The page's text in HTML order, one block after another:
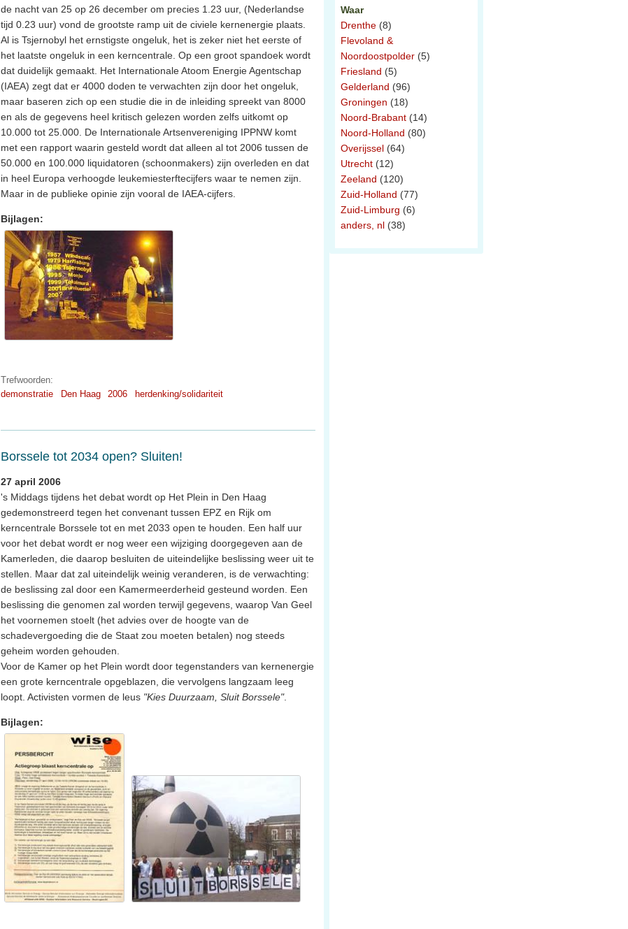
de nacht van 25 op 26 december om precies 1.23 uur, (Nederlandse
tijd 0.23 uur) vond de grootste ramp uit de civiele kernenergie plaats.
Al is Tsjernobyl het ernstigste ongeluk, het is zeker niet het eerste of
het laatste ongeluk in een kerncentrale. Op een groot spandoek wordt
dat duidelijk gemaakt. Het Internationale Atoom Energie Agentschap
(IAEA) zegt dat er 4000 doden te verwachten zijn door het ongeluk,
maar baseren zich op een studie die in de inleiding spreekt van 8000
en als de gegevens heel kritisch gelezen worden zelfs uitkomt op
10.000 tot 25.000. De Internationale Artsenvereniging IPPNW komt
met een rapport waarin gesteld wordt dat alleen al tot 2006 tussen de
50.000 en 100.000 liquidatoren (schoonmakers) zijn overleden en dat
in heel Europa verhoogde leukemiesterftecijfers waar te nemen zijn.
Maar in de publieke opinie zijn vooral de IAEA-cijfers.
Bijlagen:
Trefwoorden:
demonstratie
Den Haag 2006 herdenking/solidariteit
Borssele tot 2034 open? Sluiten!
27 april 2006
's Middags tijdens het debat wordt op Het Plein in Den Haag
gedemonstreerd tegen het convenant tussen EPZ en Rijk om
kerncentrale Borssele tot en met 2033 open te houden. Een half uur
voor het debat wordt er nog weer een wijziging doorgegeven aan de
Kamerleden, die daarop besluiten de uiteindelijke beslissing weer uit te
stellen. Maar dat zal uiteindelijk weinig veranderen, is de verwachting:
de beslissing zal door een Kamermeerderheid gesteund worden. Een
beslissing die genomen zal worden terwijl gegevens, waarop Van Geel
het voornemen stoelt (het advies over de hoogte van de
schadevergoeding die de Staat zou moeten betalen) nog steeds
geheim worden gehouden.
Voor de Kamer op het Plein wordt door tegenstanders van kernenergie
een grote kerncentrale opgeblazen, die vervolgens langzaam leeg
loopt. Activisten vormen de leus "Kies Duurzaam, Sluit Borssele".
Bijlagen:
Waar
Drenthe (8)
Flevoland &
Noordoostpolder (5)
Friesland (5)
Gelderland (96)
Groningen (18)
Noord-Brabant (14)
Noord-Holland (80)
Overijssel (64)
Utrecht (12)
Zeeland (120)
Zuid-Holland (77)
Zuid-Limburg (6)
anders, nl (38)